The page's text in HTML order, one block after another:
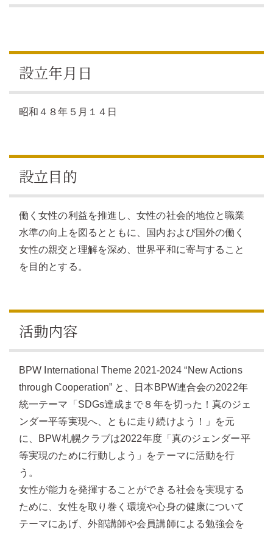
設立年月日
昭和４８年５月１４日
設立目的
働く女性の利益を推進し、女性の社会的地位と職業
水準の向上を図るとともに、国内および国外の働く
女性の親交と理解を深め、世界平和に寄与すること
を目的とする。
活動内容
BPW International Theme 2021-2024 “New Actions
through Cooperation” と、日本BPW連合会の2022年
統一テーマ「SDGs達成まで８年を切った！真のジェ
ンダー平等実現へ、ともに走り続けよう！」を元
に、BPW札幌クラブは2022年度「真のジェンダー平
等実現のために行動しよう」をテーマに活動を行
う。
女性が能力を発揮することができる社会を実現する
ために、女性を取り巻く環境や心身の健康について
テーマにあげ、外部講師や会員講師による勉強会を